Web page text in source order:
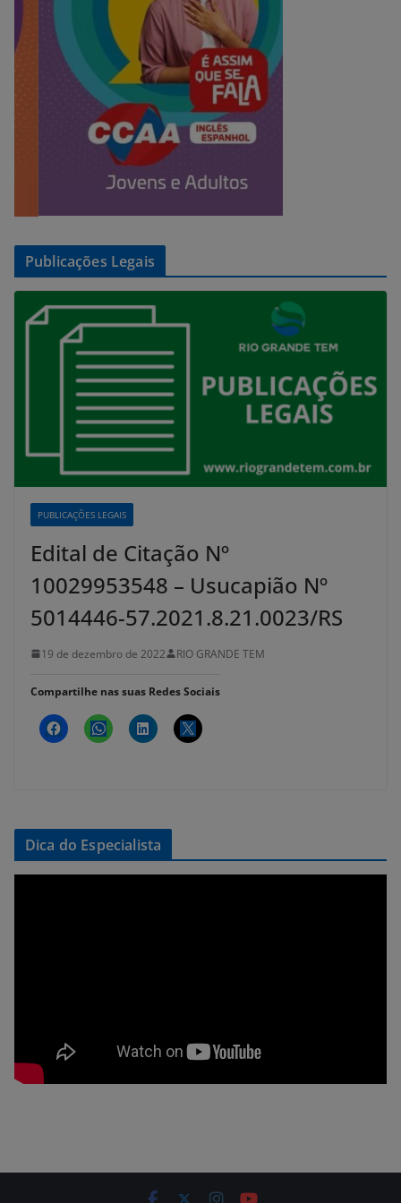
Publicações Legais
PUBLICAÇÕES LEGAIS
Edital de Citação Nº
10029953548 – Usucapião Nº
5014446-57.2021.8.21.0023/RS
19 de dezembro de 2022 RIO GRANDE TEM
Compartilhe nas suas Redes Sociais
Dica do Especialista